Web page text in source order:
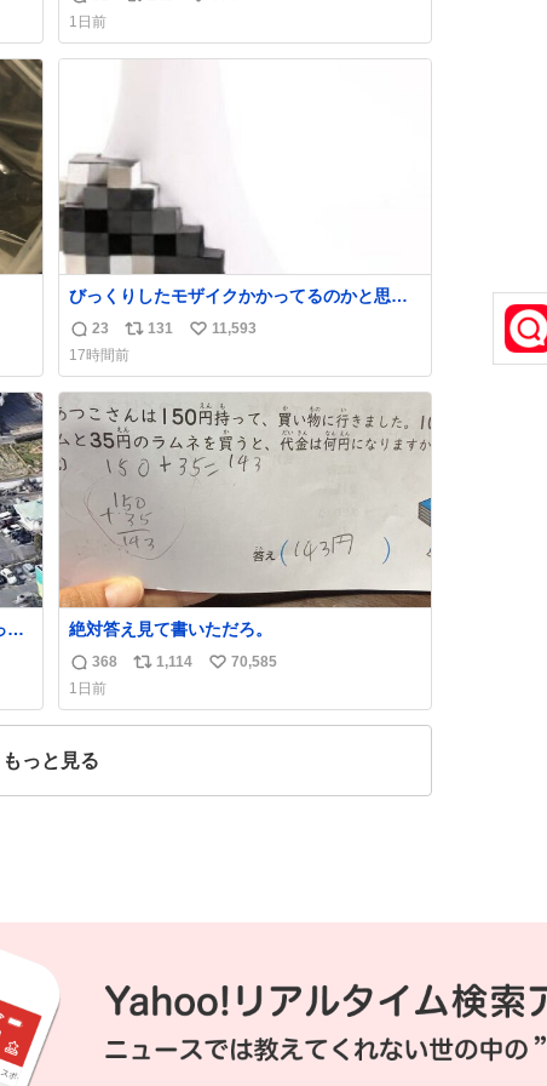
け呼んで下さい😰 保険にロードサービス付い
てて金銭負担も無いんですから これで走る
と、壊さなくていい所まで壊しちゃいますか
返
信
数
リ
ス
い
ね
1日前
びっくりしたモザイクかかってるのかと思っ
た
返
信
数
23
リ
ポ
ス
ト
数
131
い
ね
数
11,593
17時間前
た
絶対答え見て書いただろ。
返
信
数
368
リ
ス
1,114
い
ね
70,585
1日前
もっと見る